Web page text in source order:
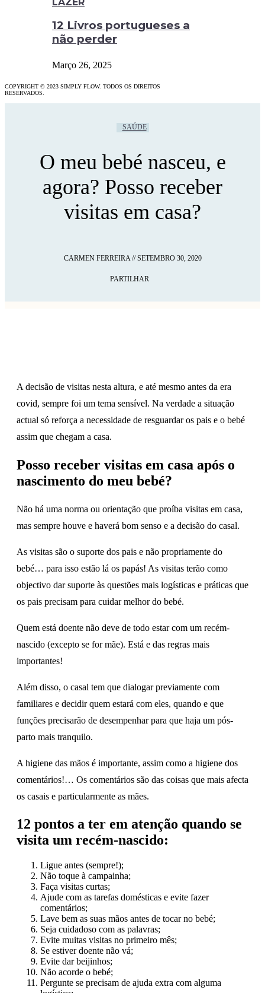
12 Livros portugueses a
não perder
Março 26, 2025
COPYRIGHT © 2023 SIMPLY FLOW. TODOS OS DIREITOS
RESERVADOS.
SAÚDE
O meu bebé nasceu, e
agora? Posso receber
visitas em casa?
CARMEN FERREIRA//SETEMBRO 30, 2020
PARTILHAR
A decisão de visitas nesta altura, e até mesmo antes da era
covid, sempre foi um tema sensível. Na verdade a situação
actual só reforça a necessidade de resguardar os pais e o bebé
assim que chegam a casa.
Posso receber visitas em casa após o
nascimento do meu bebé?
Não há uma norma ou orientação que proíba visitas em casa,
mas sempre houve e haverá bom senso e a decisão do casal.
As visitas são o suporte dos pais e não propriamente do
bebé… para isso estão lá os papás! As visitas terão como
objectivo dar suporte às questões mais logísticas e práticas que
os pais precisam para cuidar melhor do bebé.
Quem está doente não deve de todo estar com um recém-
nascido (excepto se for mãe). Está e das regras mais
importantes!
Além disso, o casal tem que dialogar previamente com
familiares e decidir quem estará com eles, quando e que
funções precisarão de desempenhar para que haja um pós-
parto mais tranquilo.
A higiene das mãos é importante, assim como a higiene dos
comentários!… Os comentários são das coisas que mais afecta
os casais e particularmente as mães.
12 pontos a ter em atenção quando se
visita um recém-nascido:
Ligue antes (sempre!);
Não toque à campainha;
Faça visitas curtas;
Ajude com as tarefas domésticas e evite fazer
comentários;
Lave bem as suas mãos antes de tocar no bebé;
Seja cuidadoso com as palavras;
Evite muitas visitas no primeiro mês;
Se estiver doente não vá;
Evite dar beijinhos;
Não acorde o bebé;
Pergunte se precisam de ajuda extra com alguma